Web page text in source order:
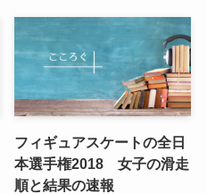
フィギュアスケートの全日
本選手権2018 女子の滑走
順と結果の速報